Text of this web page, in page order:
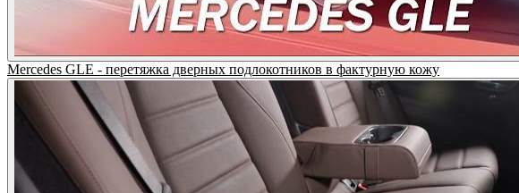
Mercedes GLE - перетяжка дверных подлокотников в фактурную кожу